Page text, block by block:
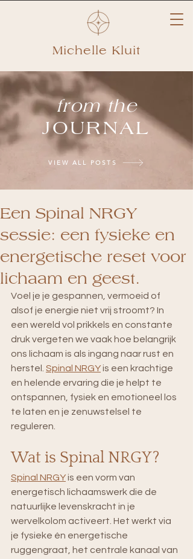
Michelle Kluit
from the
JOURNAL
VIEW ALL POSTS
Een Spinal NRGY
sessie: een fysieke en
energetische reset voor
lichaam en geest.
Voel je je gespannen, vermoeid of
alsof je energie niet vrij stroomt? In
een wereld vol prikkels en constante
druk vergeten we vaak hoe belangrijk
ons lichaam is als ingang naar rust en
herstel. Spinal NRGY is een krachtige
en helende ervaring die je helpt te
ontspannen, fysiek en emotioneel los
te laten en je zenuwstelsel te
reguleren.
Wat is Spinal NRGY?
Spinal NRGY is een vorm van
energetisch lichaamswerk die de
natuurlijke levenskracht in je
wervelkolom activeert. Het werkt via
je fysieke én energetische
ruggengraat, het centrale kanaal van